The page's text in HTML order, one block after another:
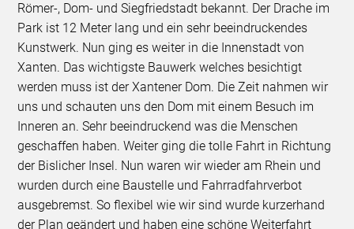
Römer-, Dom- und Siegfriedstadt bekannt. Der Drache im
Park ist 12 Meter lang und ein sehr beeindruckendes
Kunstwerk. Nun ging es weiter in die Innenstadt von
Xanten. Das wichtigste Bauwerk welches besichtigt
werden muss ist der Xantener Dom. Die Zeit nahmen wir
uns und schauten uns den Dom mit einem Besuch im
Inneren an. Sehr beeindruckend was die Menschen
geschaffen haben. Weiter ging die tolle Fahrt in Richtung
der Bislicher Insel. Nun waren wir wieder am Rhein und
wurden durch eine Baustelle und Fahrradfahrverbot
ausgebremst. So flexibel wie wir sind wurde kurzerhand
der Plan geändert und haben eine schöne Weiterfahrt